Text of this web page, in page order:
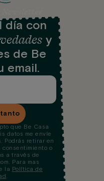
día con
y
de Be
email.
que Be Casa
datos me envíe
Podrás retirar en
consentimiento o
a través de
Para mas
la Política de
.